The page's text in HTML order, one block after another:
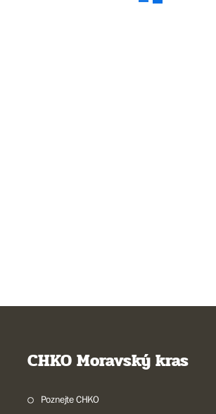
CHKO Moravský kras
Poznejte CHKO